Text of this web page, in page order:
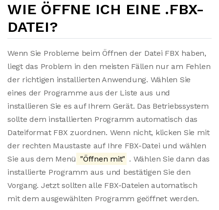
WIE ÖFFNE ICH EINE .FBX-
DATEI?
Wenn Sie Probleme beim Öffnen der Datei FBX haben,
liegt das Problem in den meisten Fällen nur am Fehlen
der richtigen installierten Anwendung. Wählen Sie
eines der Programme aus der Liste aus und
installieren Sie es auf Ihrem Gerät. Das Betriebssystem
sollte dem installierten Programm automatisch das
Dateiformat FBX zuordnen. Wenn nicht, klicken Sie mit
der rechten Maustaste auf Ihre FBX-Datei und wählen
Sie aus dem Menü "Öffnen mit" . Wählen Sie dann das
installierte Programm aus und bestätigen Sie den
Vorgang. Jetzt sollten alle FBX-Dateien automatisch
mit dem ausgewählten Programm geöffnet werden.